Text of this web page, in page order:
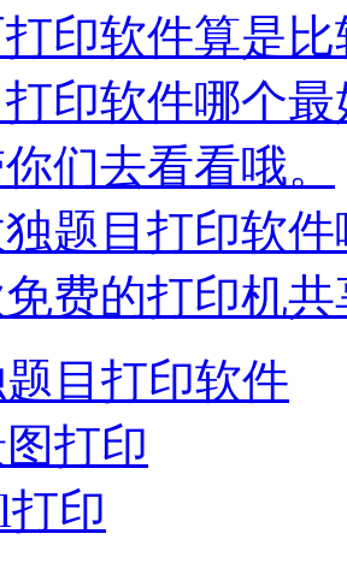
印软件算是
印软件哪个
们去看看哦。
目打印软
费的打印机
目打印软件
打印
打印